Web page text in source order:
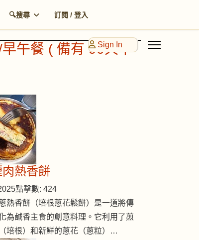
🔍搜尋 訂閱 / 登入
Sign In
午餐 ( 備有 90天早
熱香餅
點擊數: 424
熱香餅（培根蔥花鬆餅）是一道將傳
為鹹香主食的創意料理。它利用了煎
培根）和新鮮的蔥花（蔥粒）…